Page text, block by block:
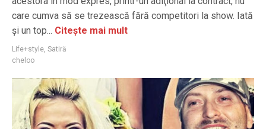
care cumva să se trezească fără competitori la show. Iată
şi un top... Citește mai mult
Life+style, Satiră
cheloo